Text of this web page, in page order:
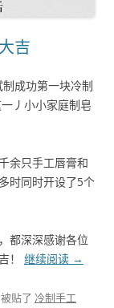
吉
制成功第一块冷制
丿小小家庭制皂
余只手工唇膏和
时同时开设了5个
都深深感谢各位
！ 继续阅读 →
贴了 冷制手工